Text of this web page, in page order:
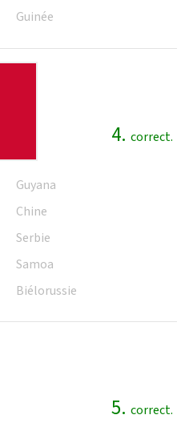
Guinée
4. correct.
Guyana
Chine
Serbie
Samoa
Biélorussie
5. correct.